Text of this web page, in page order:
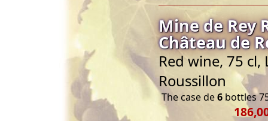
Mine de Rey
Château de
Red wine, 75
Roussillon
The case de6 bottles